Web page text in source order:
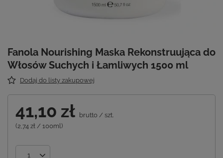
Fanola Nourishing Maska Rekonstruująca do
Włosów Suchych i Łamliwych 1500 ml
Dodaj do listy zakupowej
41,10 zł brutto / szt.
(2,74 zł / 100ml)